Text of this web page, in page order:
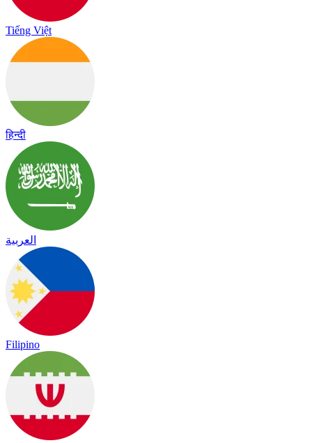
Tiếng Việt
हिन्दी
العربية
Filipino